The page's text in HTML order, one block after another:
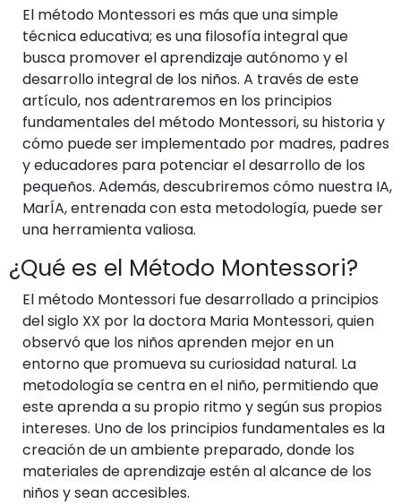
El método Montessori es más que una simple
técnica educativa; es una filosofía integral que
busca promover el aprendizaje autónomo y el
desarrollo integral de los niños. A través de este
artículo, nos adentraremos en los principios
fundamentales del método Montessori, su historia y
cómo puede ser implementado por madres, padres
y educadores para potenciar el desarrollo de los
pequeños. Además, descubriremos cómo nuestra IA,
MarÍA, entrenada con esta metodología, puede ser
una herramienta valiosa.
¿Qué es el Método Montessori?
El método Montessori fue desarrollado a principios
del siglo XX por la doctora Maria Montessori, quien
observó que los niños aprenden mejor en un
entorno que promueva su curiosidad natural. La
metodología se centra en el niño, permitiendo que
este aprenda a su propio ritmo y según sus propios
intereses. Uno de los principios fundamentales es la
creación de un ambiente preparado, donde los
materiales de aprendizaje estén al alcance de los
niños y sean accesibles.